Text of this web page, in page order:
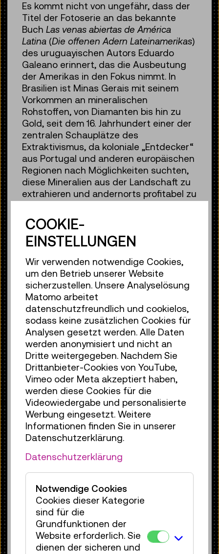
Es kommt nicht von ungefähr, dass der
Titel der Fotoserie an das bekannte
Buch Las venas abiertas de América
Latina (Die offenen Adern Lateinamerikas)
des uruguayischen Autors Eduardo
Galeano erinnert, das die Ausbeutung
der Amerikas in den Fokus nimmt. In
Brasilien ist Minas Gerais mit seinem
Vorkommen an mineralischen
Rohstoffen, von Diamanten bis hin zu
Gold, seit dem 16. Jahrhundert einer der
zentralen Schauplätze des
Extraktivismus, da koloniale „Entdecker“
aus Portugal und anderen europäischen
Regionen nach Möglichkeiten suchten,
diese Mineralien aus der Landschaft zu
extrahieren und andernorts profitabel zu
Habsburgermonarchie nahmen
besonders ab dem 19. Jahrhundert aktiv
an diesen kolonialen Kartierungen teil.
Expedition (1817–1835) hinaus waren
Österreicher:innen an anderen, weniger
bekannten Expeditionen und Projekten
mit kolonialen Interessen beteiligt, etwa
an der Planung und dem Bau von
Eisenbahninfrastrukturen, die für den
Transport von agrarischen und
mineralischen Rohstoffen notwendig
waren.
Während die Infrastruktur der Dom-
Pedro-II.-Eisenbahn, die den
Ausgangspunkt der Forschungen des
TMW-Brasilien-Teilprojekts „Koloniale
Infrastrukturen“ bildete, ursprünglich für
die Verfrachtung von Kaffee gebaut
wurde, mit dem Ziel, verschiedene
Kaffeeplantagen zu verbinden, diente
sie später dazu, mineralische Rohstoffe
vom Landesinneren zu den Häfen an der
Atlantikküste zu transportieren. In Minas
Gerais wurde der Abbau mineralischer
Rohstoffe in der zweiten Hälfte des 19.
Jahrhunderts infolge technischer
Entwicklungen in großem Maßstab
COOKIE-
EINSTELLUNGEN
Wir verwenden notwendige Cookies,
um den Betrieb unserer Website
sicherzustellen. Unsere Analyselösung
Matomo arbeitet
datenschutzfreundlich und cookielos,
sodass keine zusätzlichen Cookies für
Analysen gesetzt werden. Alle Daten
werden anonymisiert und nicht an
Dritte weitergegeben. Nachdem Sie
Drittanbieter-Cookies von YouTube,
Vimeo oder Meta akzeptiert haben,
werden diese Cookies für die
Videowiedergabe und personalisierte
Werbung eingesetzt. Weitere
Informationen finden Sie in unserer
Datenschutzerklärung.
Datenschutzerklärung
Notwendige Cookies
Cookies dieser Kategorie
sind für die
Grundfunktionen der
Website erforderlich. Sie
dienen der sicheren und